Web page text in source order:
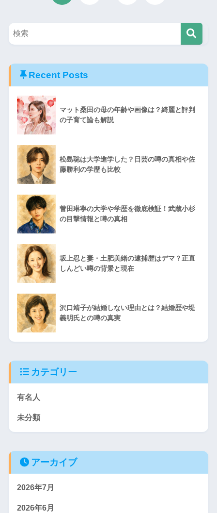
Recent Posts
マット桑田の母の年齢や画像は？綺麗と評判
の子育て論も解説
松島聡は大学進学した？日芸の噂の真相や佐
藤勝利の学歴も比較
菅田琳寧の大学や学歴を徹底検証！武蔵小杉
の目撃情報と噂の真相
坂上忍と妻・土肥美緒の逮捕歴はデマ？正直
しんどい噂の背景と現在
沢口靖子が結婚しない理由とは？結婚歴や堤
義明氏との噂の真実
カテゴリー
有名人
未分類
アーカイブ
2026年7月
2026年6月